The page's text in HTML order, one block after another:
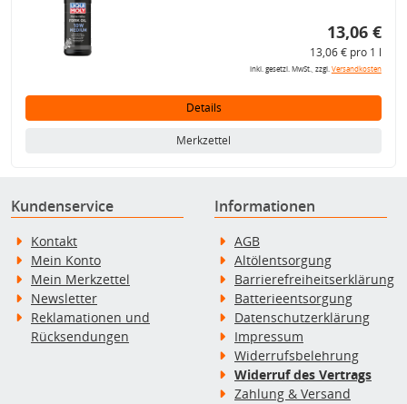
13,06 €
13,06 € pro 1 l
inkl. gesetzl. MwSt., zzgl.Versandkosten
Details
Merkzettel
Kundenservice
Kontakt
Mein Konto
Mein Merkzettel
Newsletter
Reklamationen und
Rücksendungen
Informationen
AGB
Altölentsorgung
Barrierefreiheitserklärung
Batterieentsorgung
Datenschutzerklärung
Impressum
Widerrufsbelehrung
Widerruf des Vertrags
Zahlung & Versand